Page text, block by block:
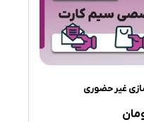
غیر حضوری